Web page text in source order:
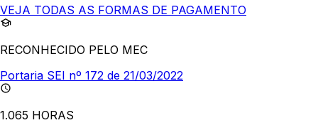
VEJA TODAS AS FORMAS DE PAGAMENTO
RECONHECIDO PELO MEC
Portaria SEI nº 172 de 21/03/2022
1.065 HORAS